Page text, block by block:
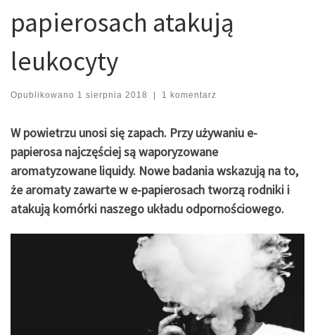
papierosach atakują
leukocyty
Opublikowano 1 sierpnia 2018 | 1 komentarz
W powietrzu unosi się zapach. Przy używaniu e-
papierosa najczęściej są waporyzowane
aromatyzowane liquidy. Nowe badania wskazują na to,
że aromaty zawarte w e-papierosach tworzą rodniki i
atakują komórki naszego układu odpornościowego.